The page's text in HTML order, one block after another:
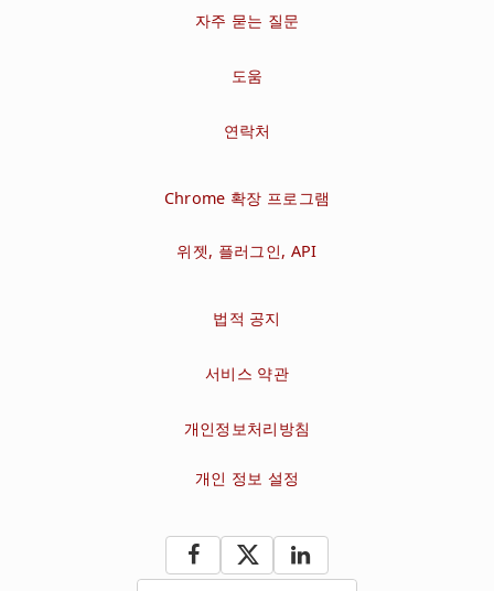
자주 묻는 질문
도움
연락처
Chrome 확장 프로그램
위젯, 플러그인, API
법적 공지
서비스 약관
개인정보처리방침
개인 정보 설정